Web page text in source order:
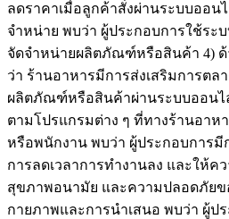
ลดราคาเมื่อลูกค้าสั่งผ่านระบบออน
จำหน่าย พบว่า ผู้ประกอบการใช้ระ
จัดจำหน่ายผลิตภัณฑ์หรือสินค้า 4) ด้
ว่า ร้านอาหารมีการส่งเสริมการต
ผลิตภัณฑ์หรือสินค้าผ่านระบบออนไ
ตามโปรแกรมต่าง ๆ ที่ทางร้านอาห
หรือพนักงาน พบว่า ผู้ประกอบการมี
การลดเวลาการทำงานลง และให้ค
สุขภาพอนามัย และความปลอดภัยข
กายภาพและการนำเสนอ พบว่า ผู้ป